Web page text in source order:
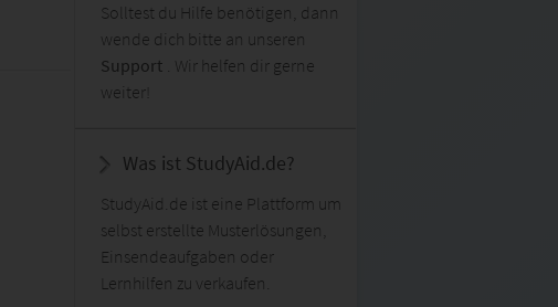
Solltest du Hilfe benötigen, dann
wende dich bitte an unseren
Support . Wir helfen dir gerne
weiter!
Was ist StudyAid.de?
StudyAid.de ist eine Plattform um
selbst erstellte Musterlösungen,
Einsendeaufgaben oder
Lernhilfen zu verkaufen.